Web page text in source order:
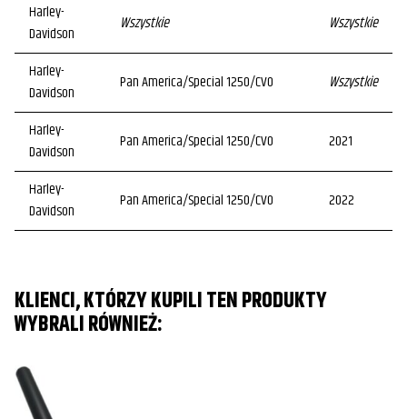
Harley-
Davidson
Wszystkie Wszystkie
Harley-
Davidson
Pan America/Special 1250/CVO Wszystkie
Harley-
Davidson
Pan America/Special 1250/CVO 2021
Harley-
Davidson
Pan America/Special 1250/CVO 2022
Harley-
Davidson
Pan America/Special 1250/CVO
Harley-
Davidson
KLIENCI, KTÓRZY KUPILI TEN PRODUKTY
WYBRALI RÓWNIEŻ: